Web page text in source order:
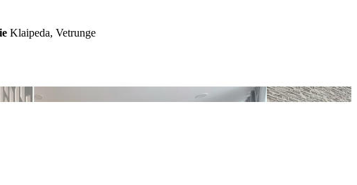
Klaipeda, Vetrunge